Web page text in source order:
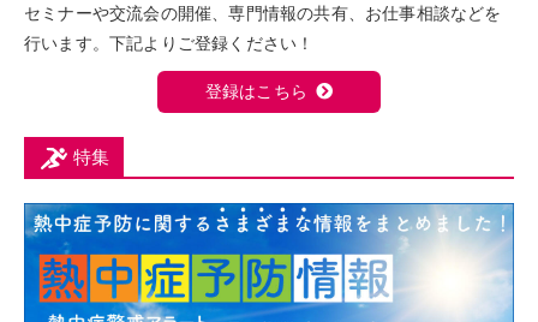
セミナーや交流会の開催、専門情報の共有、お仕事相談などを
行います。下記よりご登録ください！
登録はこちら
特集